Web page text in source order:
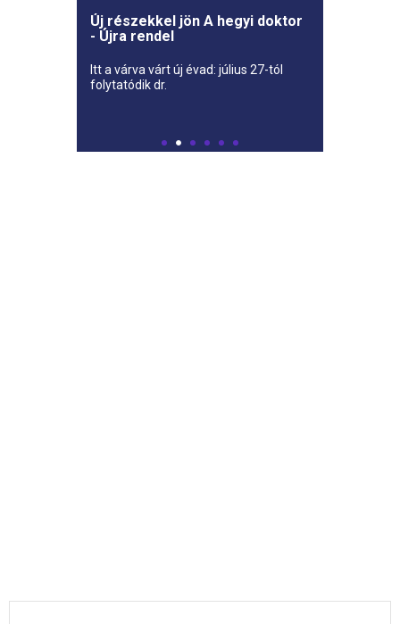
Új részekkel jön A hegyi doktor
- Újra rendel
Itt a várva várt új évad: július 27-tól
folytatódik dr.